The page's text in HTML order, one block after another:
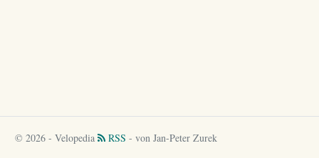
© 2026 - Velopedia RSS - von Jan-Peter Zurek